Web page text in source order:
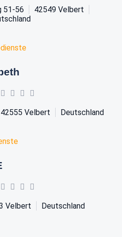
51-56 42549 Velbert
42555 Velbert Deutschland
Velbert Deutschland